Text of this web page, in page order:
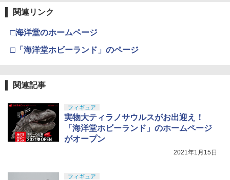
トラット for マルイ V10/M1911/M45◆H
i-CAPA ウルトラコンパクト ガバメント
熱処理鋼 強度 アップ リペア スペア 強化
5
ライラクス・ナインボール・インジェク
ションバルブ
￥1,400
4
タカラトミー(TAKARA TOMY) T-SPAR
K トランスフォーマー ニューレジェンズ
5
TAMASHII NATIONS S.H.フィギュアー
ツ 攻殻機動隊 THE GHOST IN THE SHE
LL 草薙素子 約140mm PVC&ABS製 塗
￥9,618
4
BANDAI SPIRITS(バンダイ スピリッツ)
HGAW 機動新世紀ガンダムX ガンダムエ
アマスター 1/144スケール 色分け済みプ
ラモデル
5
BANDAI SPIRITS(バンダイ スピリッツ)
30MS Fate/Grand Order アルトリア・
キャスター 色分け済みプラモデル
コッキングライフル ブラック
￥4,761
5
￥2,666
4
タミヤ(TAMIYA) メイクアップ材シリー
ズ No.3 タミヤセメント(角びん) 40ml 模
型用接着剤 87003
ミアムトップコートスプレー つや消し 8
8ml ホビー用仕上材 B603
￥710
関連リンク
□海洋堂のホームページ
□「海洋堂ホビーランド」のページ
関連記事
フィギュア
実物大ティラノサウルスがお出迎え！
「海洋堂ホビーランド」のホームページ
がオープン
2021年1月15日
フィギュア